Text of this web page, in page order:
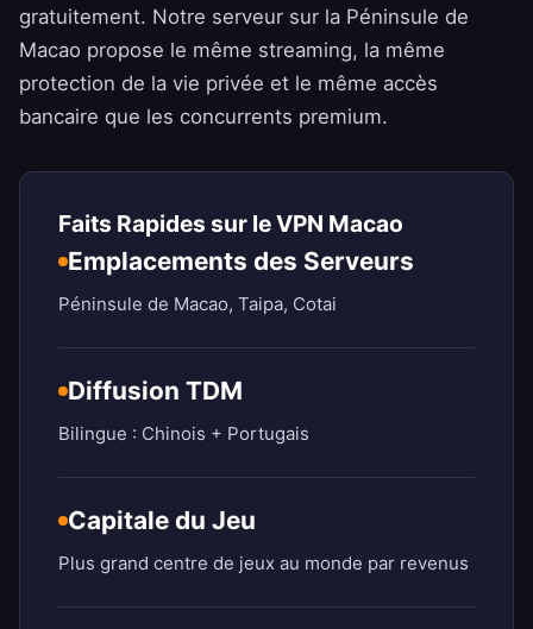
gratuitement. Notre serveur sur la Péninsule de
Macao propose le même streaming, la même
protection de la vie privée et le même accès
bancaire que les concurrents premium.
Faits Rapides sur le VPN Macao
Emplacements des Serveurs
Péninsule de Macao, Taipa, Cotai
Diffusion TDM
Bilingue : Chinois + Portugais
Capitale du Jeu
Plus grand centre de jeux au monde par revenus